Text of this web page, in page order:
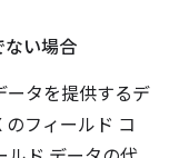
ない場合
ータを提供するデ
フィールド コ